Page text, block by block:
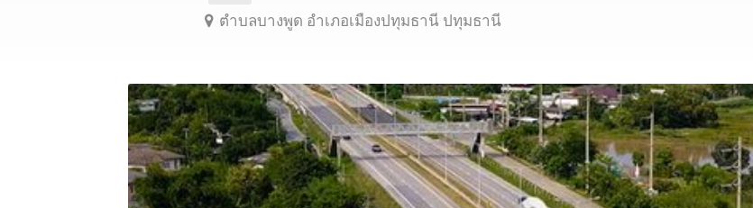
ตำบลบางพูด อำเภอเมืองปทุมธานี ปทุมธานี